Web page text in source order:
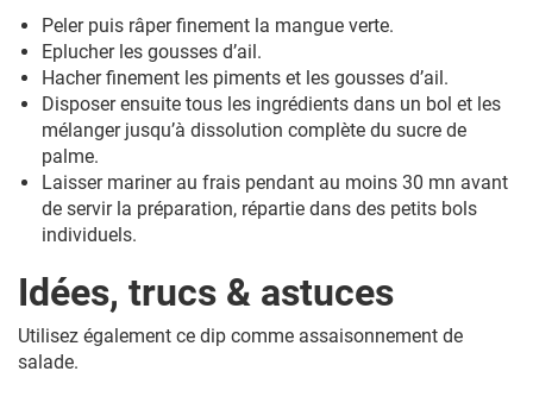
Peler puis râper finement la mangue verte.
Eplucher les gousses d’ail.
Hacher finement les piments et les gousses d’ail.
Disposer ensuite tous les ingrédients dans un bol et les
mélanger jusqu’à dissolution complète du sucre de
palme.
Laisser mariner au frais pendant au moins 30 mn avant
de servir la préparation, répartie dans des petits bols
individuels.
Idées, trucs & astuces
Utilisez également ce dip comme assaisonnement de
salade.